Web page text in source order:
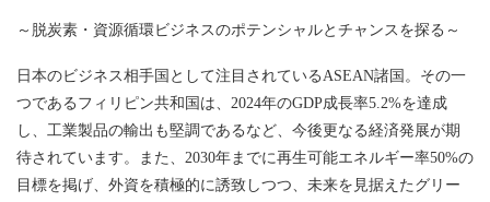
～脱炭素・資源循環ビジネスのポテンシャルとチャンスを探る～
日本のビジネス相手国として注目されているASEAN諸国。その一
つであるフィリピン共和国は、2024年のGDP成長率5.2%を達成
し、工業製品の輸出も堅調であるなど、今後更なる経済発展が期
待されています。また、2030年までに再生可能エネルギー率50%の
目標を掲げ、外資を積極的に誘致しつつ、未来を見据えたグリー